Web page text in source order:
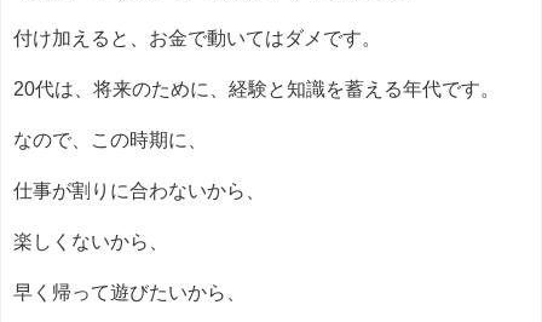
付け加えると、お金で動いてはダメです。
20代は、将来のために、経験と知識を蓄える年代です。
なので、この時期に、
仕事が割りに合わないから、
楽しくないから、
早く帰って遊びたいから、